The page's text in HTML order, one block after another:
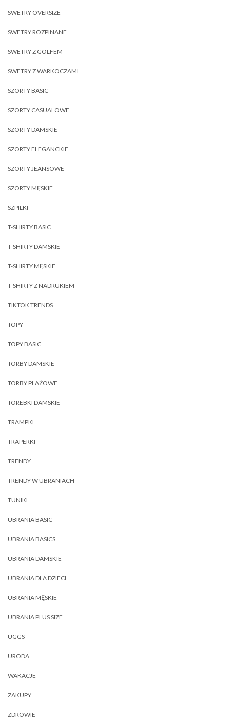
SWETRY OVERSIZE
SWETRY ROZPINANE
SWETRY Z GOLFEM
SWETRY Z WARKOCZAMI
SZORTY BASIC
SZORTY CASUALOWE
SZORTY DAMSKIE
SZORTY ELEGANCKIE
SZORTY JEANSOWE
SZORTY MĘSKIE
SZPILKI
T-SHIRTY BASIC
T-SHIRTY DAMSKIE
T-SHIRTY MĘSKIE
T-SHIRTY Z NADRUKIEM
TIKTOK TRENDS
TOPY
TOPY BASIC
TORBY DAMSKIE
TORBY PLAŻOWE
TOREBKI DAMSKIE
TRAMPKI
TRAPERKI
TRENDY
TRENDY W UBRANIACH
TUNIKI
UBRANIA BASIC
UBRANIA BASICS
UBRANIA DAMSKIE
UBRANIA DLA DZIECI
UBRANIA MĘSKIE
UBRANIA PLUS SIZE
UGGS
URODA
WAKACJE
ZAKUPY
ZDROWIE